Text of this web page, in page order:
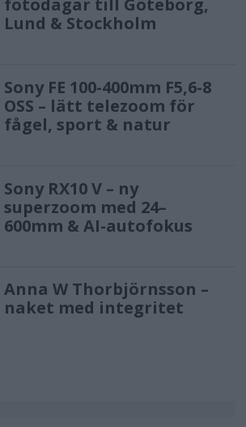
Lund & Stockholm
Sony FE 100-400mm F5,6-8
OSS – lätt telezoom för
fågel, sport & natur
Sony RX10 V – ny
superzoom med 24–
600mm & AI-autofokus
Anna W Thorbjörnsson –
naket med integritet